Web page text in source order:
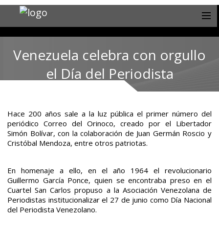
Venezuela celebra con orgullo
el Día del Periodista
Hace 200 años sale a la luz pública el primer número del
periódico Correo del Orinoco, creado por el Libertador
Simón Bolívar, con la colaboración de Juan Germán Roscio y
Cristóbal Mendoza, entre otros patriotas.
En homenaje a ello, en el año 1964 el revolucionario
Guillermo García Ponce, quien se encontraba preso en el
Cuartel San Carlos propuso a la Asociación Venezolana de
Periodistas institucionalizar el 27 de junio como Día Nacional
del Periodista Venezolano.